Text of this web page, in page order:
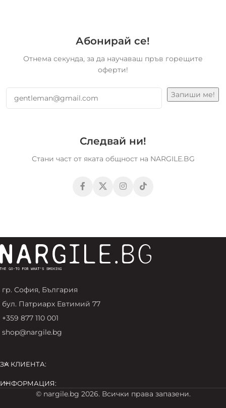
Абонирай се!
Отнема секунда, за да научаваш пръв горещите
оферти!
Следвай ни!
Стани част от яката общност на NARGILE.BG
гр. София, България
бул. Патриарх Евтимий 77
+359 877 110 001
shop@nargile.bg
ЗА КЛИЕНТА:
ИНФОРМАЦИЯ:
© nargile.bg 2026. Всички права запазени.